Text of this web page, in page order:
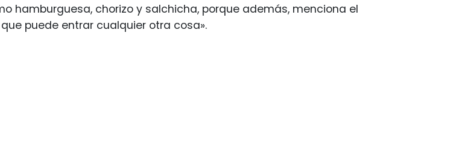
hamburguesa, chorizo y salchicha, porque además, menciona el
que puede entrar cualquier otra cosa».